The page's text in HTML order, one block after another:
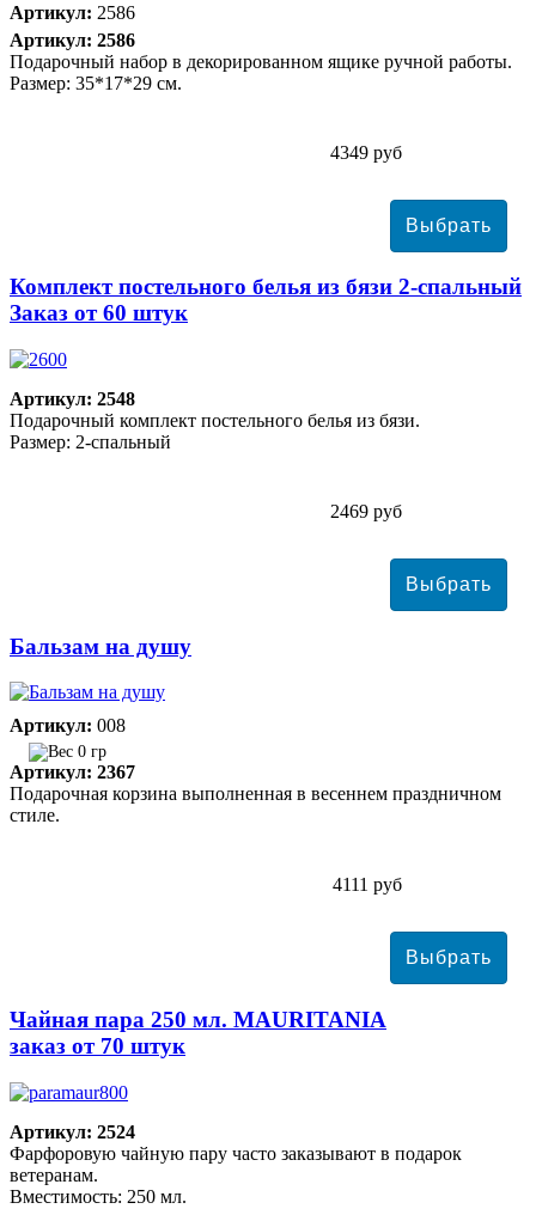
Артикул: 2586
Артикул: 2586
Подарочный набор в декорированном ящике ручной работы.
Размер: 35*17*29 см.
4349 руб
Комплект постельного белья из бязи 2-спальный
Заказ от 60 штук
Артикул: 2548
Подарочный комплект постельного белья из бязи.
Размер: 2-спальный
2469 руб
Бальзам на душу
Артикул: 008
0 гр
Артикул: 2367
Подарочная корзина выполненная в весеннем праздничном
стиле.
4111 руб
Чайная пара 250 мл. MAURITANIA
заказ от 70 штук
Артикул: 2524
Фарфоровую чайную пару часто заказывают в подарок
ветеранам.
Вместимость: 250 мл.